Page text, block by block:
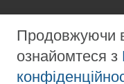
сайті розміщені на
Продовжуючи
ознайомтеся з